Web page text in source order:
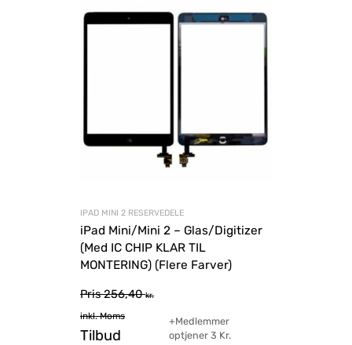
IPAD MINI 2 RESERVEDELE
iPad Mini/Mini 2 – Glas/Digitizer
(Med IC CHIP KLAR TIL
MONTERING) (Flere Farver)
Pris256,40kr.
inkl. Moms
Tilbud
+Medlemmer
optjener 3 Kr.